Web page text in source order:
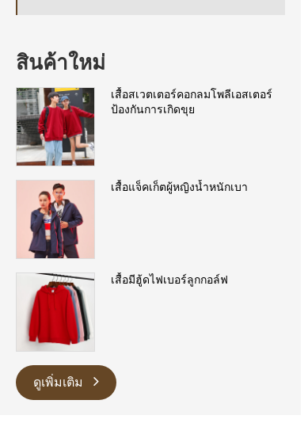
สินค้าใหม่
เสื้อสเวตเตอร์คอกลมโพลีเอสเตอร์
ป้องกันการเกิดขุย
เสื้อแจ็คเก็ตผู้หญิงน้ำหนักเบา
เสื้อมีฮู้ดไฟเบอร์ลูกกอล์ฟ
ดูเพิ่มเติม